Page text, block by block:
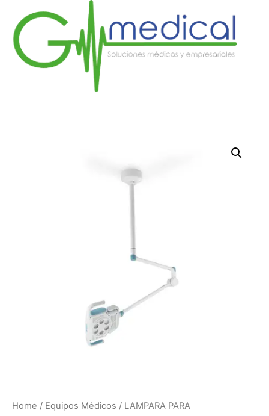
Home / Equipos Médicos / LAMPARA PARA